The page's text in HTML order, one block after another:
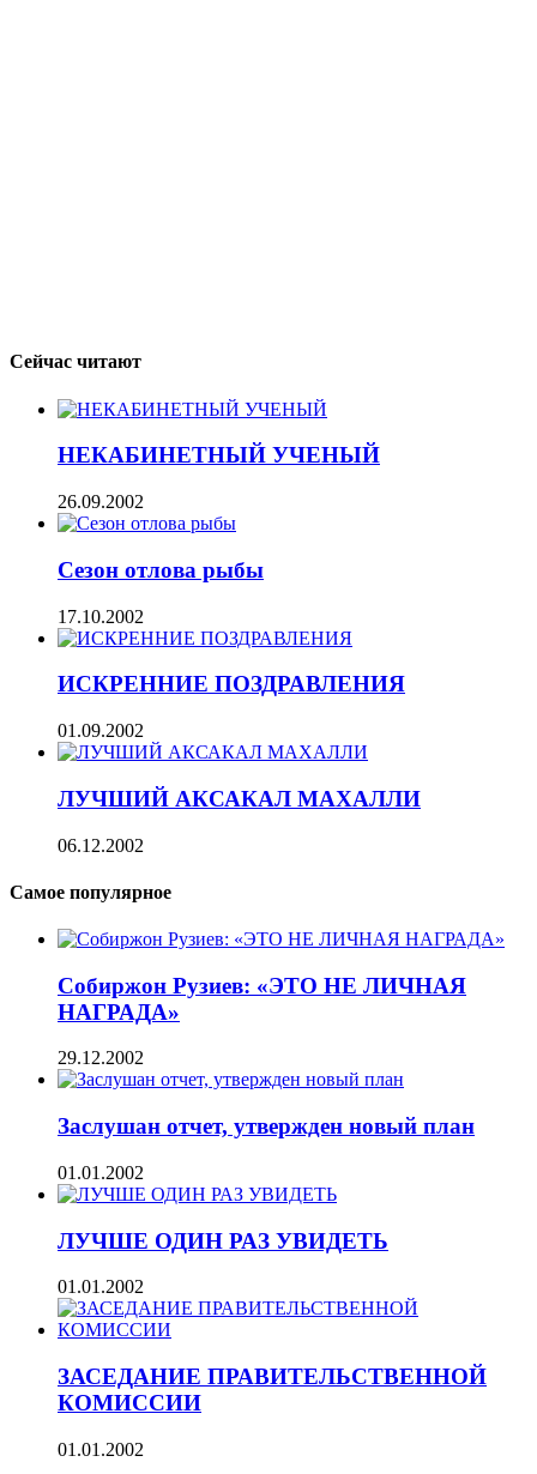
Сейчас читают
НЕКАБИНЕТНЫЙ УЧЕНЫЙ
26.09.2002
Сезон отлова рыбы
17.10.2002
ИСКРЕННИЕ ПОЗДРАВЛЕНИЯ
01.09.2002
ЛУЧШИЙ АКСАКАЛ МАХАЛЛИ
06.12.2002
Самое популярное
Собиржон Рузиев: «ЭТО НЕ ЛИЧНАЯ
НАГРАДА»
29.12.2002
Заслушан отчет, утвержден новый план
01.01.2002
ЛУЧШЕ ОДИН РАЗ УВИДЕТЬ
01.01.2002
ЗАСЕДАНИЕ ПРАВИТЕЛЬСТВЕННОЙ
КОМИССИИ
01.01.2002